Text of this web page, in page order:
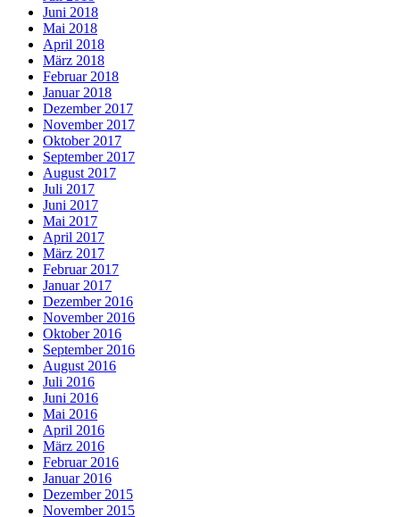
Juni 2018
Mai 2018
April 2018
März 2018
Februar 2018
Januar 2018
Dezember 2017
November 2017
Oktober 2017
September 2017
August 2017
Juli 2017
Juni 2017
Mai 2017
April 2017
März 2017
Februar 2017
Januar 2017
Dezember 2016
November 2016
Oktober 2016
September 2016
August 2016
Juli 2016
Juni 2016
Mai 2016
April 2016
März 2016
Februar 2016
Januar 2016
Dezember 2015
November 2015